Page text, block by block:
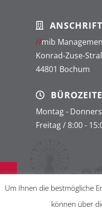
ANSCHRIFT
//mib
Konrad-Zuse-
44801 Bochum
Montag -
Freitag / 8:00 -
Aus
Um Ihnen die bestmögliche
können über